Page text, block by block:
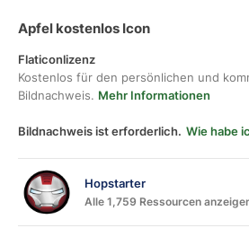
Apfel kostenlos Icon
Flaticonlizenz
Kostenlos für den persönlichen und
Bildnachweis. Mehr Informationen
Bildnachweis ist erforderlich. Wie habe
Hopstarter
Alle 1,759 Ressourcen